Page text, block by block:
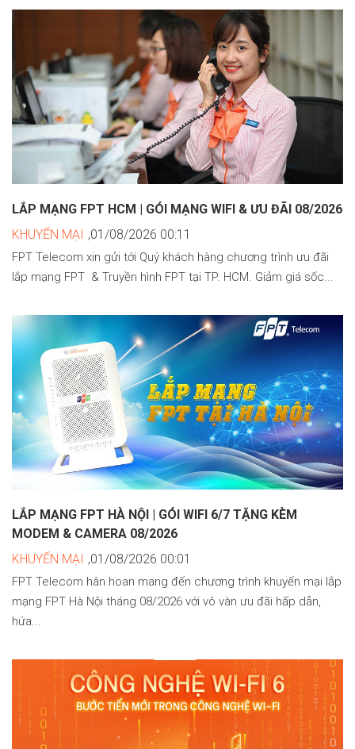
LẮP MẠNG FPT HCM | GÓI MẠNG WIFI & ƯU ĐÃI 08/2026
KHUYẾN MẠI ,01/08/2026 00:11
FPT Telecom xin gửi tới Quý khách hàng chương trình ưu đãi
lắp mạng FPT & Truyền hình FPT tại TP. HCM. Giảm giá sốc...
LẮP MẠNG FPT HÀ NỘI | GÓI WIFI 6/7 TẶNG KÈM
MODEM & CAMERA 08/2026
KHUYẾN MẠI ,01/08/2026 00:01
FPT Telecom hân hoan mang đến chương trình khuyến mại lắp
mạng FPT Hà Nội tháng 08/2026 với vô vàn ưu đãi hấp dẫn,
hứa...